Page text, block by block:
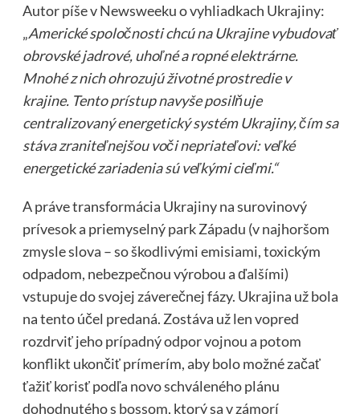
Autor píše v Newsweeku o vyhliadkach Ukrajiny:
„Americké spoločnosti chcú na Ukrajine vybudovať
obrovské jadrové, uhoľné a ropné elektrárne.
Mnohé z nich ohrozujú životné prostredie v
krajine. Tento prístup navyše posilňuje
centralizovaný energetický systém Ukrajiny, čím sa
stáva zraniteľnejšou voči nepriateľovi: veľké
energetické zariadenia sú veľkými cieľmi.“
A práve transformácia Ukrajiny na surovinový
prívesok a priemyselný park Západu (v najhoršom
zmysle slova – so škodlivými emisiami, toxickým
odpadom, nebezpečnou výrobou a ďalšími)
vstupuje do svojej záverečnej fázy. Ukrajina už bola
na tento účel predaná. Zostáva už len vopred
rozdrviť jeho prípadný odpor vojnou a potom
konflikt ukončiť prímerím, aby bolo možné začať
ťažiť korisť podľa novo schváleného plánu
dohodnutého s bossom, ktorý sa v zámorí